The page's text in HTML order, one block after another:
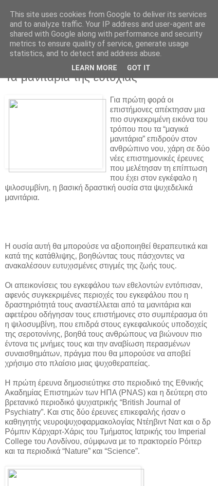
Τα μανιτάρια της ευτυχίας
Για πρώτη φορά οι
επιστήμονες απέκτησαν μια
πιο συγκεκριμένη εικόνα του
τρόπου που τα “μαγικά
μανιτάρια” επιδρούν στον
ανθρώπινο νου, χάρη σε δύο
νέες επιστημονικές έρευνες
που μελέτησαν τη επίπτωση
που έχει στον εγκέφαλο η
ψιλοσυμβίνη, η βασική δραστική ουσία στα ψυχεδελικά
μανιτάρια.
Η ουσία αυτή θα μπορούσε να αξιοποιηθεί θεραπευτικά και
κατά της κατάθλιψης, βοηθώντας τους πάσχοντες να
ανακαλέσουν ευτυχισμένες στιγμές της ζωής τους.
Οι απεικονίσεις του εγκεφάλου των εθελοντών εντόπισαν,
αφενός συγκεκριμένες περιοχές του εγκεφάλου που η
δραστηριότητά τους αναστέλλεται από τα μανιτάρια και
αφετέρου οδήγησαν τους επιστήμονες στο συμπέρασμα ότι
η ψιλοσυμβίνη, που επιδρά στους εγκεφαλικούς υποδοχείς
της σεροτονίνης, βοηθά τους ανθρώπους να βιώνουν πιο
έντονα τις μνήμες τους και την αναβίωση περασμένων
συναισθημάτων, πράγμα που θα μπορούσε να αποβεί
χρήσιμο στο πλαίσιο μιας ψυχοθεραπείας.
Η πρώτη έρευνα δημοσιεύτηκε στο περιοδικό της Εθνικής
Ακαδημίας Επιστημών των ΗΠΑ (PNAS) και η δεύτερη στο
βρετανικό περιοδικό ψυχιατρικής “British Journal of
Psychiatry”. Και στις δύο έρευνες επικεφαλής ήσαν ο
καθηγητής νευροψυχοφαρμακολογίας Ντέηβιντ Νατ και ο δρ
Ρόμπιν Κάρχαρτ-Χάρις του Τμήματος Ιατρικής του Imperial
College του Λονδίνου, σύμφωνα με το πρακτορείο Ρόιτερ
και τα περιοδικά “Nature” και “Science”.
This site uses cookies from Google to deliver its services
and to analyze traffic. Your IP address and user-agent are
shared with Google along with performance and security
metrics to ensure quality of service, generate usage
statistics, and to detect and address abuse.
LEARN MORE GOT IT